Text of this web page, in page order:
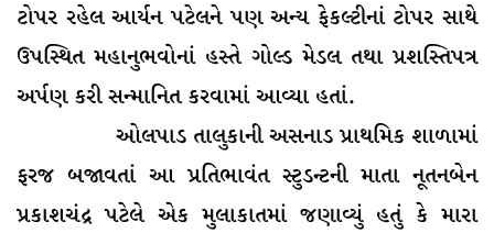
ટોપર રહેલ આર્યન પટેલને પણ અન્ય ફેકલ્ટીનાં ટોપર સાથે
ઉપસ્થિત મહાનુભવોનાં હસ્તે ગોલ્ડ મેડલ તથા પ્રશસ્તિપત્ર
અર્પણ કરી સન્માનિત કરવામાં આવ્યા હતાં.
ઓલપાડ તાલુકાની અસનાડ પ્રાથમિક શાળામાં
ફરજ બજાવતાં આ પ્રતિભાવંત સ્ટુડન્ટની માતા નૂતનબેન
પ્રકાશચંદ્ર પટેલે એક મુલાકાતમાં જણાવ્યું હતું કે મારા